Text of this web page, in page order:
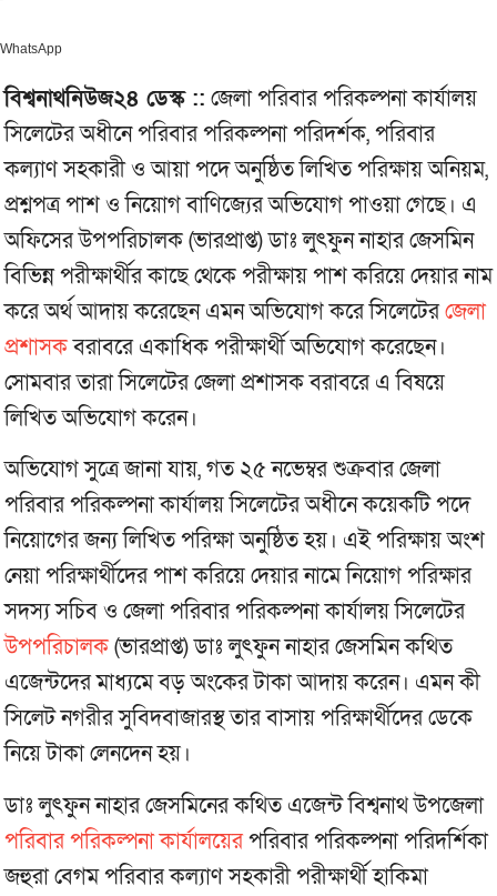
WhatsApp
বিশ্বনাথনিউজ২৪ ডেস্ক :: জেলা পরিবার পরিকল্পনা কার্যালয়
সিলেটের অধীনে পরিবার পরিকল্পনা পরিদর্শক, পরিবার
কল্যাণ সহকারী ও আয়া পদে অনুষ্ঠিত লিখিত পরিক্ষায় অনিয়ম,
প্রশ্নপত্র পাশ ও নিয়োগ বাণিজ্যের অভিযোগ পাওয়া গেছে। এ
অফিসের উপপরিচালক (ভারপ্রাপ্ত) ডাঃ লুৎফুন নাহার জেসমিন
বিভিন্ন পরীক্ষার্থীর কাছে থেকে পরীক্ষায় পাশ করিয়ে দেয়ার নাম
করে অর্থ আদায় করেছেন এমন অভিযোগ করে সিলেটেরজেলা
প্রশাসকবরাবরে একাধিক পরীক্ষার্থী অভিযোগ করেছেন।
সোমবার তারা সিলেটের জেলা প্রশাসক বরাবরে এ বিষয়ে
লিখিত অভিযোগ করেন।
অভিযোগ সুত্রে জানা যায়, গত ২৫ নভেম্বর শুক্রবার জেলা
পরিবার পরিকল্পনা কার্যালয় সিলেটের অধীনে কয়েকটি পদে
নিয়োগের জন্য লিখিত পরিক্ষা অনুষ্ঠিত হয়। এই পরিক্ষায় অংশ
নেয়া পরিক্ষার্থীদের পাশ করিয়ে দেয়ার নামে নিয়োগ পরিক্ষার
সদস্য সচিব ও জেলা পরিবার পরিকল্পনা কার্যালয় সিলেটের
উপপরিচালক(ভারপ্রাপ্ত) ডাঃ লুৎফুন নাহার জেসমিন কথিত
এজেন্টদের মাধ্যমে বড় অংকের টাকা আদায় করেন। এমন কী
সিলেট নগরীর সুবিদবাজারস্থ তার বাসায় পরিক্ষার্থীদের ডেকে
নিয়ে টাকা লেনদেন হয়।
ডাঃ লুৎফুন নাহার জেসমিনের কথিত এজেন্ট বিশ্বনাথ উপজেলা
পরিবার পরিকল্পনা কার্যালয়েরপরিবার পরিকল্পনা পরিদর্শিকা
জহুরা বেগম পরিবার কল্যাণ সহকারী পরীক্ষার্থী হাকিমা